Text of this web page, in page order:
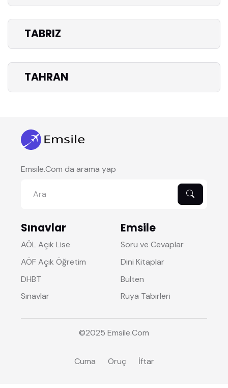
TABRIZ
TAHRAN
Emsile.Com da arama yap
Sınavlar
AÖL Açık Lise
AÖF Açık Öğretim
DHBT
Sınavlar
Emsile
Soru ve Cevaplar
Dini Kitaplar
Bülten
Rüya Tabirleri
©2025 Emsile.Com
Cuma Oruç İftar